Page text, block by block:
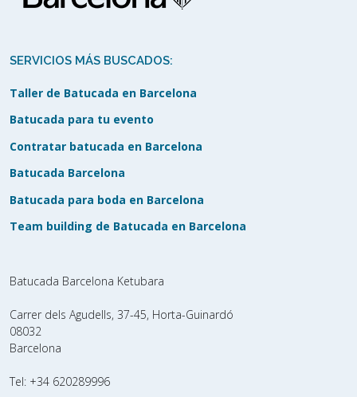
SERVICIOS MÁS BUSCADOS:
Taller de Batucada en Barcelona
Batucada para tu evento
Contratar batucada en Barcelona
Batucada Barcelona
Batucada para boda en Barcelona
Team building de Batucada en Barcelona
Batucada Barcelona Ketubara
Carrer dels Agudells, 37-45, Horta-Guinardó
08032
Barcelona
Tel: +34 620289996